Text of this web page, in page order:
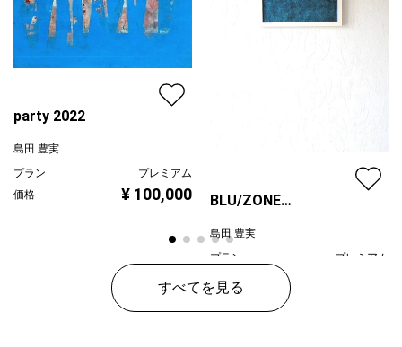
party 2022
島田 豊実
プラン
プレミアム
価格
¥ 100,000
BLU/ZONE
島田 豊実
プラン
プレミアム
価格
すべてを見る